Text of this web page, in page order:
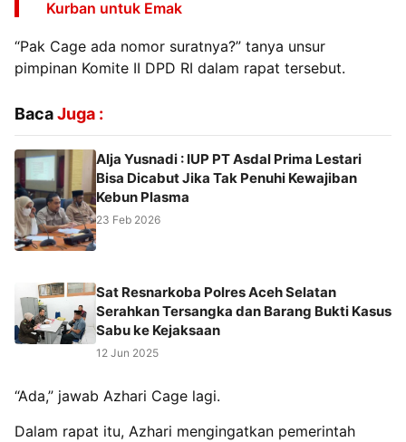
Kurban untuk Emak
“Pak Cage ada nomor suratnya?” tanya unsur
pimpinan Komite II DPD RI dalam rapat tersebut.
BacaJuga :
Alja Yusnadi : IUP PT Asdal Prima Lestari
Bisa Dicabut Jika Tak Penuhi Kewajiban
Kebun Plasma
23 Feb 2026
Sat Resnarkoba Polres Aceh Selatan
Serahkan Tersangka dan Barang Bukti Kasus
Sabu ke Kejaksaan
12 Jun 2025
“Ada,” jawab Azhari Cage lagi.
Dalam rapat itu, Azhari mengingatkan pemerintah